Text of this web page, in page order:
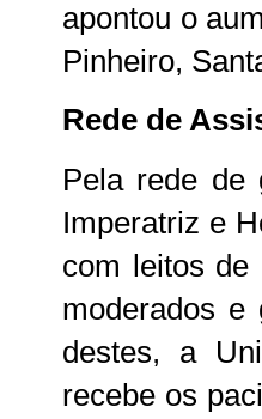
apontou o
Pinheiro,
Rede de
Pela rede de
Imperatriz e
com leitos de
moderados e
destes, a
recebe os